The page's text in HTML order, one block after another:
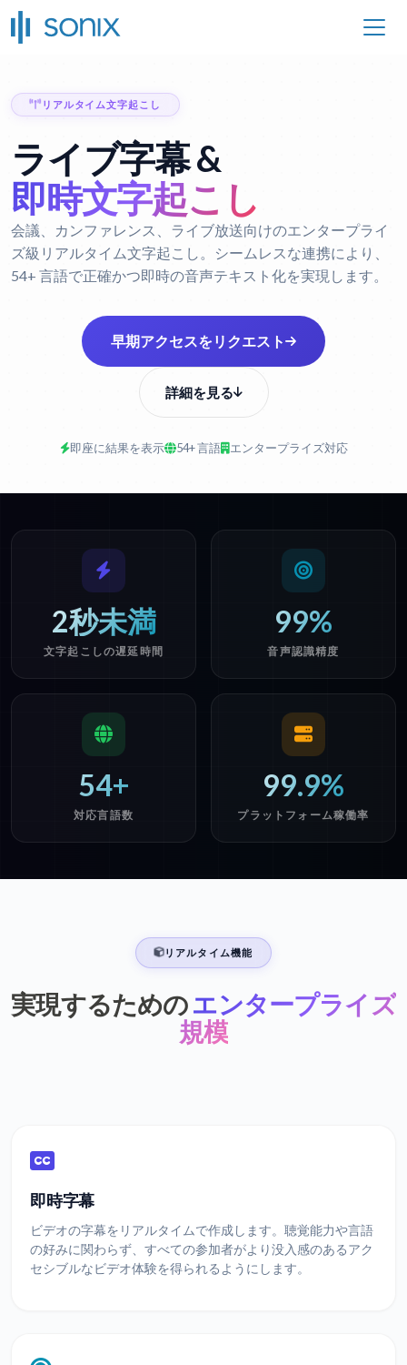
リアルタイム文字起こし
ライブ字幕 &
即時文字起こし
会議、カンファレンス、ライブ放送向けのエンタープライ
ズ級リアルタイム文字起こし。シームレスな連携により、
54+ 言語で正確かつ即時の音声テキスト化を実現します。
早期アクセスをリクエスト
詳細を見る
即座に結果を表示 54+ 言語 エンタープライズ対応
2秒未満
文字起こしの遅延時間
99%
音声認識精度
54+
対応言語数
99.9%
プラットフォーム稼働率
リアルタイム機能
実現するためのエンタープライズ
規模
即時字幕
ビデオの字幕をリアルタイムで作成します。聴覚能力や言語
の好みに関わらず、すべての参加者がより没入感のあるアク
セシブルなビデオ体験を得られるようにします。